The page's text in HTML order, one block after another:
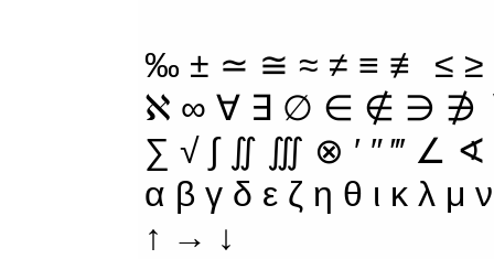
‰ ± ≃ ≅ ≈ ≠ ≡ ≢ ≤
ℵ ∞ ∀ ∃ ∅ ∈ ∉ ∋ ∌
∑ √ ∫ ∬ ∭ ⊗ ′ ″ ‴ ∠
α β γ δ ε ζ η θ ι κ λ
↑ → ↓